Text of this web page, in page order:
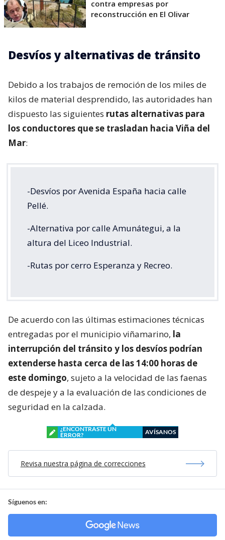
contra empresas por
reconstrucción en El Olivar
Desvíos y alternativas de tránsito
Debido a los trabajos de remoción de los miles de
kilos de material desprendido, las autoridades han
dispuesto las siguientes rutas alternativas para
los conductores que se trasladan hacia Viña del
Mar:
-Desvíos por Avenida España hacia calle
Pellé.
-Alternativa por calle Amunátegui, a la
altura del Liceo Industrial.
-Rutas por cerro Esperanza y Recreo.
De acuerdo con las últimas estimaciones técnicas
entregadas por el municipio viñamarino, la
interrupción del tránsito y los desvíos podrían
extenderse hasta cerca de las 14:00 horas de
este domingo, sujeto a la velocidad de las faenas
de despeje y a la evaluación de las condiciones de
seguridad en la calzada.
¿ENCONTRASTE UN
ERROR?
AVÍSANOS
Revisa nuestra página de correcciones
Síguenos en: